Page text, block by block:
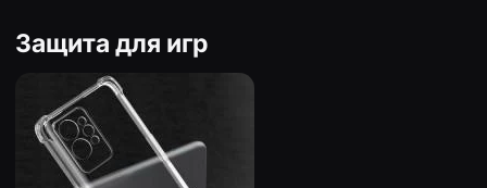
Защита для игр